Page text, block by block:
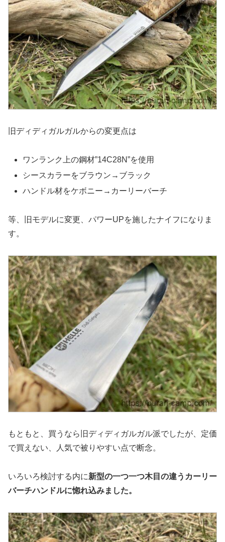
旧ディディガルガルからの変更点は
ワンランク上の鋼材”14C28N”を使用
シースカラーをブラウン→ブラック
ハンドル材をケボニー→カーリーバーチ
等、旧モデルに変更、パワーUPを施したナイフになりま
す。
もともと、買うなら旧ディディガルガル派でしたが、定価
で買えない、人気で被りやすい点で断念。
いろいろ検討する内に新型の一つ一つ木目の違うカーリー
バーチハンドルに惚れ込みました。